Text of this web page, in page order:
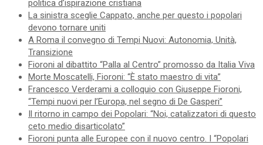
politica d’ispirazione cristiana
La sinistra sceglie Cappato, anche per questo i popolari
devono tornare uniti
A Roma il convegno di Tempi Nuovi: Autonomia, Unità,
Transizione
Fioroni al dibattito “Palla al Centro” promosso da Italia Viva
Morte Moscatelli, Fioroni: “È stato maestro di vita”
Francesco Verderami a colloquio con Giuseppe Fioroni,
“Tempi nuovi per l’Europa, nel segno di De Gasperi”
Il ritorno in campo dei Popolari: “Noi, catalizzatori di questo
ceto medio disarticolato”
Fioroni punta alle Europee con il nuovo centro. I “Popolari